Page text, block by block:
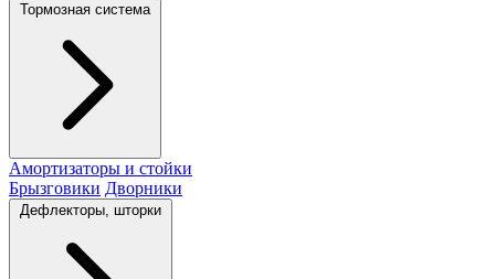
Тормозная система
Амортизаторы и стойки
Брызговики Дворники
Дефлекторы, шторки